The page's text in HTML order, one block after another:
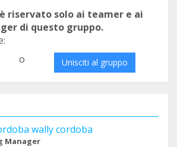
riservato solo ai teamer e ai
di questo gruppo.
o Unisciti al gruppo
wally cordoba
Manager